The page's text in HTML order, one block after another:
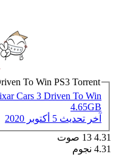
To Win PS3 Torrent
Cars 3 Driven To Win
4.65GB
آخر تحديث 5 أكتوبر 2020
4.31
13 صوت
4.31 نجوم